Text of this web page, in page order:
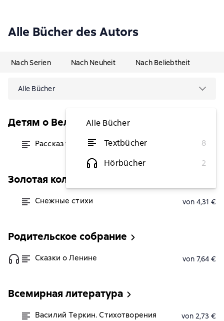
Alle Bücher des Autors
Nach Serien Nach Neuheit Nach Beliebtheit
Alle Bücher
Alle Bücher
Textbücher
8
Hörbücher
2
Детям о Великой Отечественной войне
Рассказ танкиста von 2,21 €
Золотая коллекция поэзии
Снежные стихи von 4,31 €
Родительское собрание
Сказки о Ленине von 7,64 €
Всемирная литература
Василий Теркин. Стихотворения von 2,73 €